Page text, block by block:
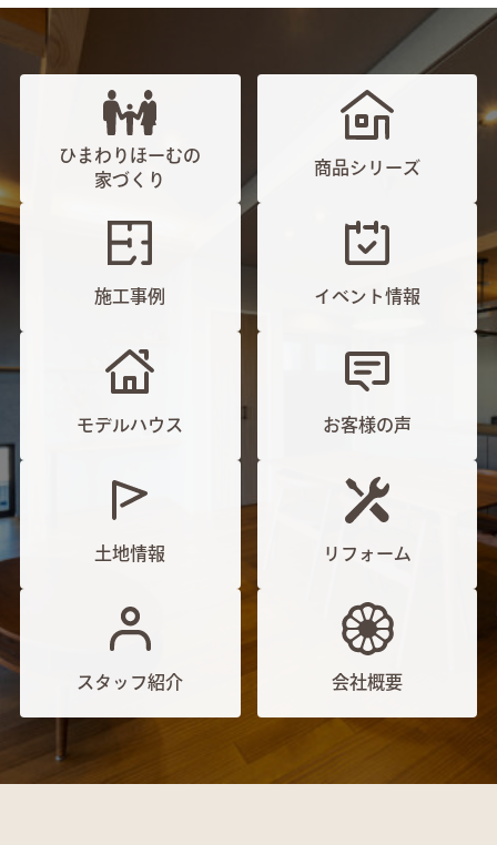
ひまわりほーむの
家づくり
商品シリーズ
施工事例 イベント情報
モデルハウス お客様の声
土地情報 リフォーム
スタッフ紹介 会社概要